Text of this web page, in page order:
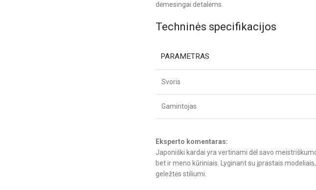
dėmesingai detalėms.
Techninės specifikacijos
PARAMETRAS
Svoris
Gamintojas
Eksperto komentaras:
Japoniški kardai yra vertinami dėl savo
bet ir meno kūriniais. Lyginant su įprastais
geležtės stiliumi.